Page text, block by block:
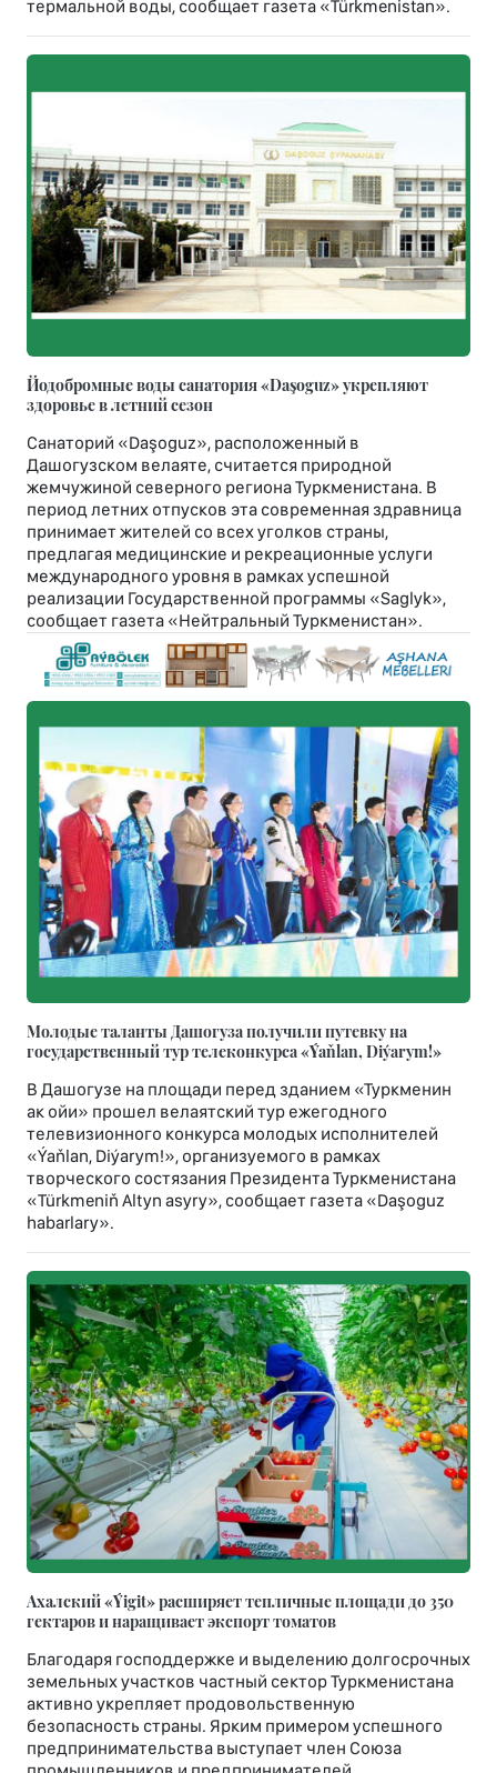
термальной воды, сообщает газета «Türkmenistan».
Йодобромные воды санатория «Daşoguz» укрепляют
здоровье в летний сезон
Санаторий «Daşoguz», расположенный в
Дашогузском велаяте, считается природной
жемчужиной северного региона Туркменистана. В
период летних отпусков эта современная здравница
принимает жителей со всех уголков страны,
предлагая медицинские и рекреационные услуги
международного уровня в рамках успешной
реализации Государственной программы «Saglyk»,
сообщает газета «Нейтральный Туркменистан».
Молодые таланты Дашогуза получили путевку на
государственный тур телеконкурса «Ýaňlan, Diýarym!»
В Дашогузе на площади перед зданием «Туркменин
ак ойи» прошел велаятский тур ежегодного
телевизионного конкурса молодых исполнителей
«Ýaňlan, Diýarym!», организуемого в рамках
творческого состязания Президента Туркменистана
«Türkmeniň Altyn asyry», сообщает газета «Daşoguz
habarlary».
Ахалский «Ýigit» расширяет тепличные площади до 350
гектаров и наращивает экспорт томатов
Благодаря господдержке и выделению долгосрочных
земельных участков частный сектор Туркменистана
активно укрепляет продовольственную
безопасность страны. Ярким примером успешного
предпринимательства выступает член Союза